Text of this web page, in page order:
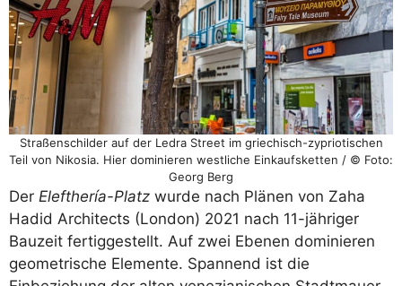
Straßenschilder auf der Ledra Street im griechisch-zypriotischen
Teil von Nikosia. Hier dominieren westliche Einkaufsketten / © Foto:
Georg Berg
Der Elefthería-Platz wurde nach Plänen von Zaha
Hadid Architects (London) 2021 nach 11-jähriger
Bauzeit fertiggestellt. Auf zwei Ebenen dominieren
geometrische Elemente. Spannend ist die